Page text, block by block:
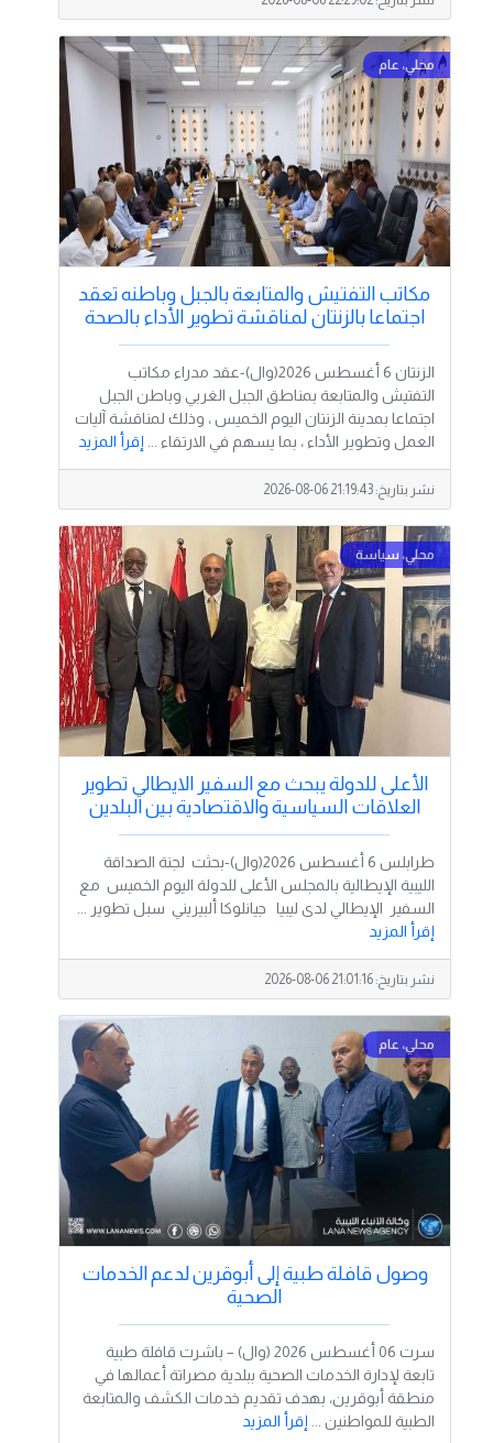
مكاتب التفتيش والمتابعة بالجبل وباطنه تعقد
اجتماعا بالزنتان لمناقشة تطوير الأداء بالصحة
الزنتان 6 أغسطس 2026(وال)-عقد مدراء مكاتب
التفتيش والمتابعة بمناطق الجبل الغربي وباطن الجبل
اجتماعا بمدينة الزنتان اليوم الخميس ، وذلك لمناقشة آليات
العمل وتطوير الأداء ، بما يسهم في الارتقاء ... إقرأ المزيد
نشر بتاريخ:2026-08-06 21:19:43
الأعلى للدولة يبحث مع السفير الايطالي تطوير
العلاقات السياسية والاقتصادية بين البلدين
طرابلس 6 أغسطس 2026(وال)-بحثت لجنة الصداقة
الليبية الإيطالية بالمجلس الأعلى للدولة اليوم الخميس مع
السفير الإيطالي لدى ليبيا جيانلوكا ألبيريني سبل تطوير ...
إقرأ المزيد
نشر بتاريخ:2026-08-06 21:01:16
وصول قافلة طبية إلى أبوقرين لدعم الخدمات
الصحية
سرت 06 أغسطس 2026 (وال) – باشرت قافلة طبية
تابعة لإدارة الخدمات الصحية ببلدية مصراتة أعمالها في
منطقة أبوقرين، بهدف تقديم خدمات الكشف والمتابعة
الطبية للمواطنين ... إقرأ المزيد